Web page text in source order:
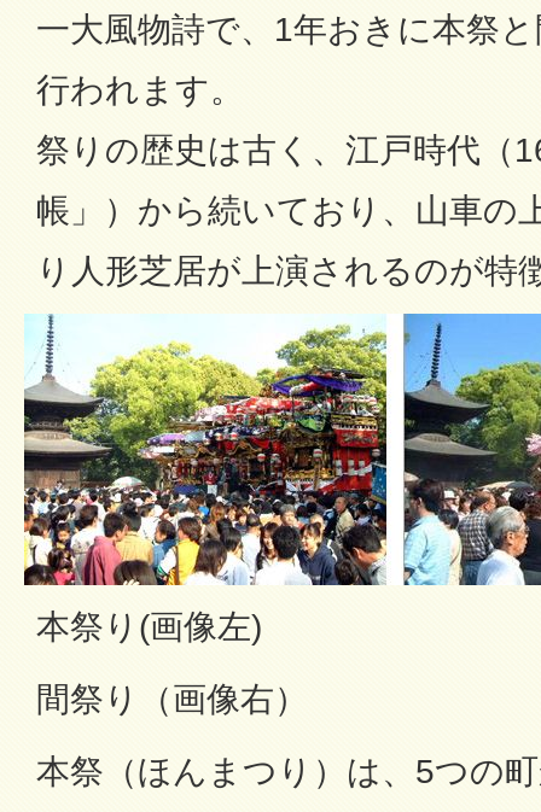
一大風物詩で、1年おきに本祭
行われます。
祭りの歴史は古く、江戸時代（
帳」）から続いており、山車の
り人形芝居が上演されるのが特
本祭り(画像左)
間祭り（画像右）
本祭（ほんまつり）は、5つの